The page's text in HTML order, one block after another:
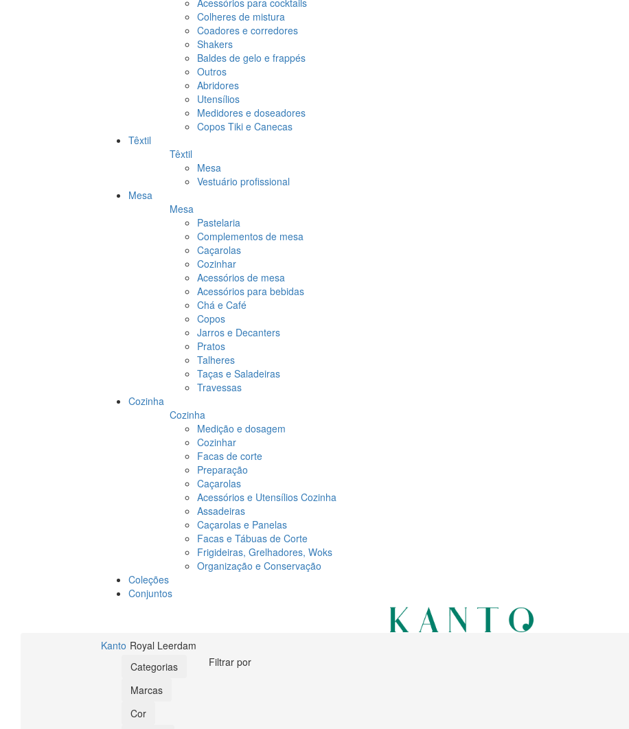
Acessórios para cocktails
Colheres de mistura
Coadores e corredores
Shakers
Baldes de gelo e frappés
Outros
Abridores
Utensílios
Medidores e doseadores
Copos Tiki e Canecas
Têxtil
Têxtil
Mesa
Vestuário profissional
Mesa
Mesa
Pastelaria
Complementos de mesa
Caçarolas
Cozinhar
Acessórios de mesa
Acessórios para bebidas
Chá e Café
Copos
Jarros e Decanters
Pratos
Talheres
Taças e Saladeiras
Travessas
Cozinha
Cozinha
Medição e dosagem
Cozinhar
Facas de corte
Preparação
Caçarolas
Acessórios e Utensílios Cozinha
Assadeiras
Caçarolas e Panelas
Facas e Tábuas de Corte
Frigideiras, Grelhadores, Woks
Organização e Conservação
Coleções
Conjuntos
Kanto Royal Leerdam
Filtrar por
Categorias
Marcas
Cor